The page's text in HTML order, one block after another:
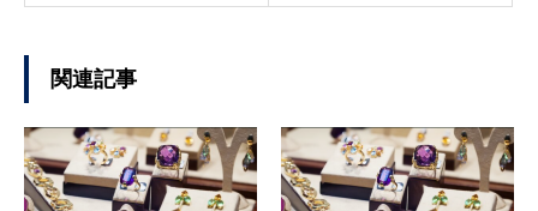
関連記事